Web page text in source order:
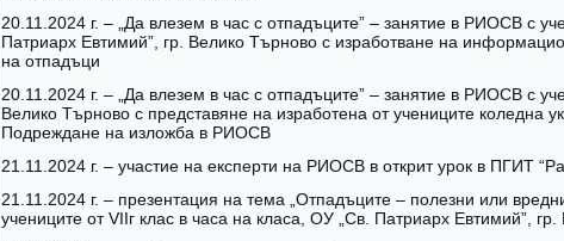
20.11.2024 г. – „Да влезем в час с отпадъците” – занятие в РИОСВ с
Патриарх Евтимий”, гр. Велико Търново с изработване на
на отпадъци
20.11.2024 г. – „Да влезем в час с отпадъците” – занятие в РИОСВ с
Велико Търново с представяне на изработена от учениците коледна
Подреждане на изложба в РИОСВ
21.11.2024 г. – участие на експерти на РИОСВ в открит урок в ПГИТ
21.11.2024 г. – презентация на тема „Отпадъците – полезни или
учениците от VIIг клас в часа на класа, ОУ „Св. Патриарх Евтимий”,